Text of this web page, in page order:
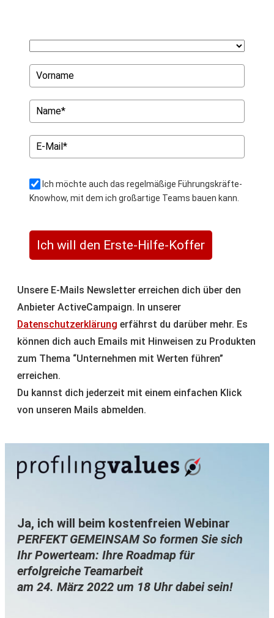
Ich möchte auch das regelmäßige Führungskräfte-
Knowhow, mit dem ich großartige Teams bauen kann.
Ich will den Erste-Hilfe-Koffer
Unsere E-Mails Newsletter erreichen dich über den
Anbieter ActiveCampaign. In unserer
Datenschutzerklärung erfährst du darüber mehr. Es
können dich auch Emails mit Hinweisen zu Produkten
zum Thema “Unternehmen mit Werten führen”
erreichen.
Du kannst dich jederzeit mit einem einfachen Klick
von unseren Mails abmelden.
Ja, ich will beim kostenfreien Webinar
PERFEKT GEMEINSAM So formen Sie sich
Ihr Powerteam: Ihre Roadmap für
erfolgreiche Teamarbeit
am 24. März 2022 um 18 Uhr dabei sein!